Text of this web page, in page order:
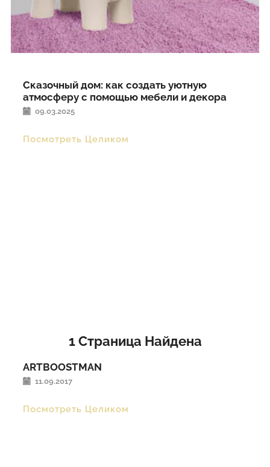
Сказочный дом: как создать уютную
атмосферу с помощью мебели и декора
09.03.2025
Посмотреть Целиком
1Страница Найдена
ARTBOOSTMAN
11.09.2017
Посмотреть Целиком